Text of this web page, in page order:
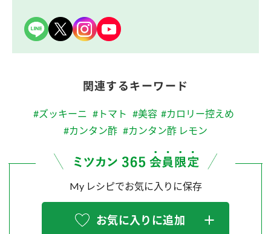
関連するキーワード
#ズッキーニ #トマト #美容 #カロリー控えめ
#カンタン酢 #カンタン酢 レモン
My レシピでお気に入りに保存
お気に入りに追加